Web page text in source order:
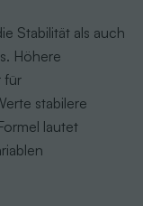
Stabilität als auch
Höhere
für
stabilere
lautet